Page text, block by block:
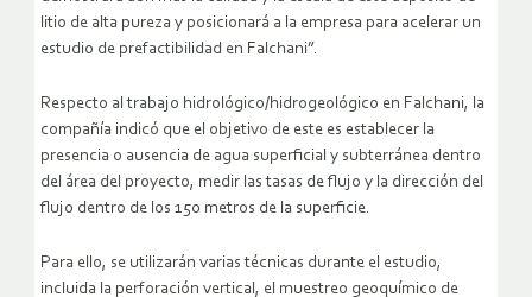
litio de alta pureza y posicionará a la empresa para acelerar un
estudio de prefactibilidad en Falchani”.
Respecto al trabajo hidrológico/hidrogeológico en Falchani, la
compañía indicó que el objetivo de este es establecer la
presencia o ausencia de agua superficial y subterránea dentro
del área del proyecto, medir las tasas de flujo y la dirección del
flujo dentro de los 150 metros de la superficie.
Para ello, se utilizarán varias técnicas durante el estudio,
incluida la perforación vertical, el muestreo geoquímico de